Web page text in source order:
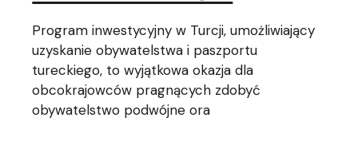
Program inwestycyjny w Turcji, umożliwiający
uzyskanie obywatelstwa i paszportu
tureckiego, to wyjątkowa okazja dla
obcokrajowców pragnących zdobyć
obywatelstwo podwójne ora